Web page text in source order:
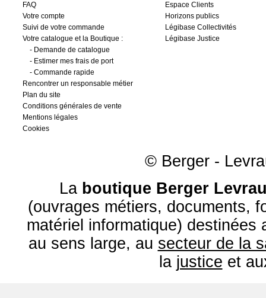
FAQ
Votre compte
Suivi de votre commande
Votre catalogue et la Boutique :
- Demande de catalogue
- Estimer mes frais de port
- Commande rapide
Rencontrer un responsable métier
Plan du site
Conditions générales de vente
Mentions légales
Cookies
Espace Clients
Horizons publics
Légibase Collectivités
Légibase Justice
© Berger -
La boutique Berger
(ouvrages métiers, documents,
matériel informatique) destinées
au sens large, au secteur de la
la justice et